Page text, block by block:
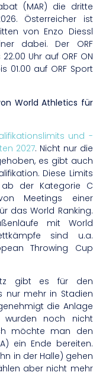
(MAR) die dritte
Österreicher ist
von Enzo Diessl
dabei. Der ORF
Uhr auf ORF ON
01.00 auf ORF Sport
World Athletics für
und -
2027. Nicht nur die
es gibt auch
Diese Limits
der Kategorie C
Meetings einer
das World Ranking.
mit World
sind u.a.
Throwing Cup
gibt es für den
nur mehr in Stadien
die Anlage
wurden noch nicht
möchte man den
ein Ende bereiten.
in der Halle) gehen
aber nicht mehr